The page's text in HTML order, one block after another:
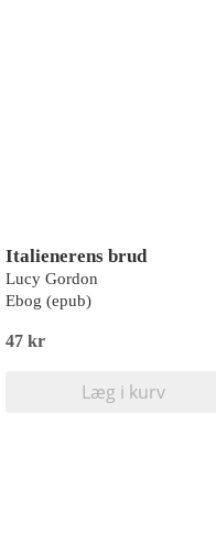
Italienerens brud
Lucy Gordon
Ebog (epub)
47 kr
Læg i kurv